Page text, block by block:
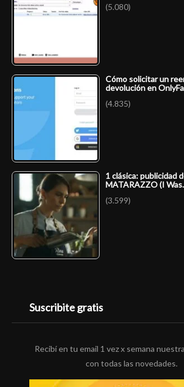
(5.080)
Cómo solicitar un
devolución en
(4.835)
1 clásica: publicidad
MATARAZZO (I
(3.599)
Suscribite gratis
Recibí en tu email 1 vez x semana
con todas las novedades.